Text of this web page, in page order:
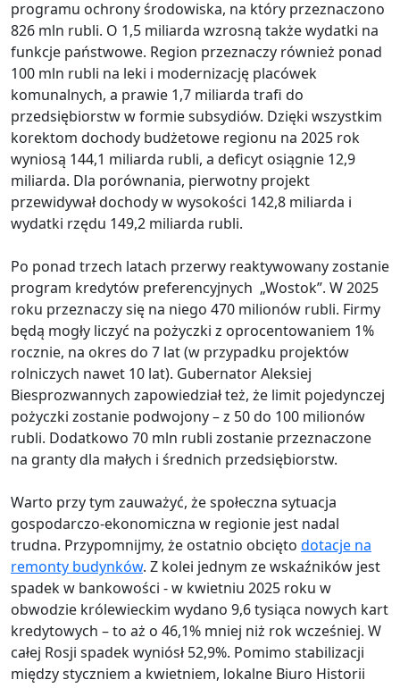
programu ochrony środowiska, na który przeznaczono
826 mln rubli. O 1,5 miliarda wzrosną także wydatki na
funkcje państwowe. Region przeznaczy również ponad
100 mln rubli na leki i modernizację placówek
komunalnych, a prawie 1,7 miliarda trafi do
przedsiębiorstw w formie subsydiów. Dzięki wszystkim
korektom dochody budżetowe regionu na 2025 rok
wyniosą 144,1 miliarda rubli, a deficyt osiągnie 12,9
miliarda. Dla porównania, pierwotny projekt
przewidywał dochody w wysokości 142,8 miliarda i
wydatki rzędu 149,2 miliarda rubli.
Po ponad trzech latach przerwy reaktywowany zostanie
program kredytów preferencyjnych „Wostok”. W 2025
roku przeznaczy się na niego 470 milionów rubli. Firmy
będą mogły liczyć na pożyczki z oprocentowaniem 1%
rocznie, na okres do 7 lat (w przypadku projektów
rolniczych nawet 10 lat). Gubernator Aleksiej
Biesprozwannych zapowiedział też, że limit pojedynczej
pożyczki zostanie podwojony – z 50 do 100 milionów
rubli. Dodatkowo 70 mln rubli zostanie przeznaczone
na granty dla małych i średnich przedsiębiorstw.
Warto przy tym zauważyć, że społeczna sytuacja
gospodarczo-ekonomiczna w regionie jest nadal
trudna. Przypomnijmy, że ostatnio obcięto dotacje na
remonty budynków. Z kolei jednym ze wskaźników jest
spadek w bankowości - w kwietniu 2025 roku w
obwodzie królewieckim wydano 9,6 tysiąca nowych kart
kredytowych – to aż o 46,1% mniej niż rok wcześniej. W
całej Rosji spadek wyniósł 52,9%. Pomimo stabilizacji
między styczniem a kwietniem, lokalne Biuro Historii